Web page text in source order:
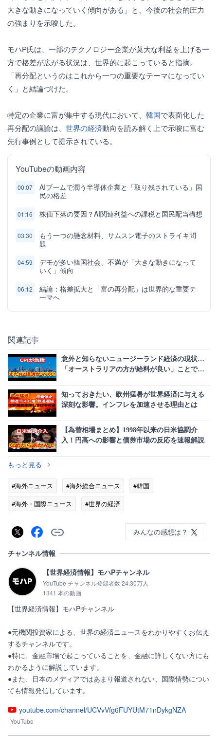
大きな動きになっていく傾向がある」と、今後の社会的圧力
の強まりを示唆した。
モハP氏は、一部のテクノロジー企業が莫大な利益を上げる一
方で格差が広がる状況は、世界的に起こっていると指摘。
「再分配というのはこれから一つの重要なテーマになってい
く」と結論づけた。
特定の企業に富が集中する現代において、 韓国で表面化した
再分配の議論は、 世界の経済動向を読み解く上で示唆に富む
先行事例として提示されている。
YouTubeの動画内容
00:07
AIブームで潤う半導体企業と「取り残されている」国
民の格差
01:16 株価下落の要因？AI関連利益への課税と国民配当構想
03:30
もう一つの懸念材料、サムスン電子のストライキ問
題
04:59
デモが多い韓国社会、不満が「大きな動きになって
いく」傾向
06:12
結論：格差拡大と「富の再分配」は世界的な重要テ
ーマへ
関連記事
意外と知らないニュージーランド経済の現状…
「オーストラリアの方が給料が良い」ことで進
知っておきたい、欧州猛暑が世界経済に与える
深刻な影響。インフレを加速させる理由とは
【為替相場まとめ】1998年以来の日米協調介
入！円高への影響と債券市場の反応を速報解説
もっと見る
#海外ニュース #海外総合ニュース
#韓国
#海外・国際ニュース
#世界の経済
みんなの感想は？
チャンネル情報
【世界経済情報】モハPチャンネル
YouTube チャンネル登録者数 24.30万人
1341 本の動画
【世界経済情報】モハPチャンネル
●元機関投資家による、世界の経済ニュースをわかりやすくお伝え
するチャンネルです。
●特に、金融市場で起こっていることを、金融に詳しくない方にも
わかるように解説しています。
●また、日本のメディアではあまり報道されない、国際情勢につい
ても情報発信しています。
youtube.com/channel/UCVvVfg6FUYUtM71nDykgNZA
YouTube